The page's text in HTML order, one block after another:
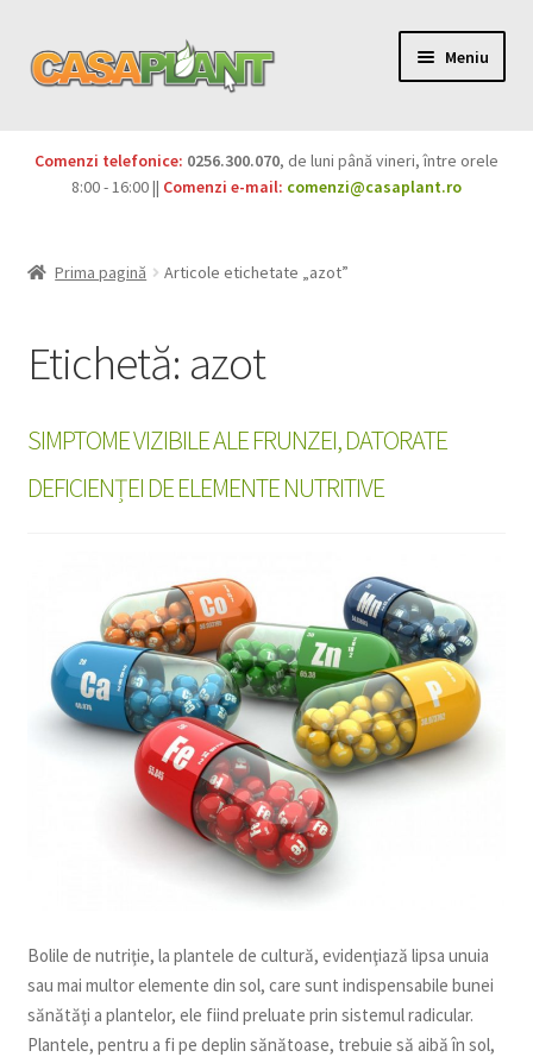
Meniu
Pesticide
Produse BIO
Igienă publică
Casa și grădina
copil
Comenzi telefonice: 0256.300.070, de luni până vineri, între orele
8:00 - 16:00 || Comenzi e-mail: comenzi@casaplant.ro
Prima pagină Articole etichetate „azot”
Etichetă: azot
SIMPTOME VIZIBILE ALE FRUNZEI, DATORATE
DEFICIENȚEI DE ELEMENTE NUTRITIVE
Bolile de nutriţie, la plantele de cultură, evidenţiază lipsa unuia
sau mai multor elemente din sol, care sunt indispensabile bunei
sănătăţi a plantelor, ele fiind preluate prin sistemul radicular.
Plantele, pentru a fi pe deplin sănătoase, trebuie să aibă în sol,